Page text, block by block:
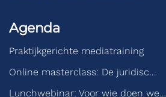
Agenda
Praktijkgerichte mediatraining
Online masterclass: De juridisc…
Lunchwebinar: Voor wie doen we…